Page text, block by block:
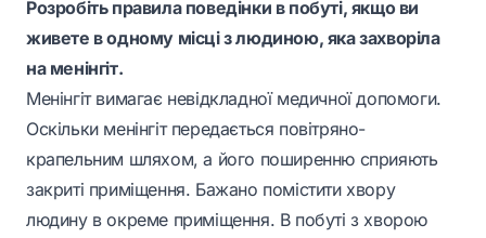
Розробіть правила поведінки в побуті, якщо ви
живете в одному місці з людиною, яка захворіла
на менінгіт.
Менінгіт вимагає невідкладної медичної допомоги.
Оскільки менінгіт передається повітряно-
крапельним шляхом, а його поширенню сприяють
закриті приміщення. Бажано помістити хвору
людину в окреме приміщення. В побуті з хворою